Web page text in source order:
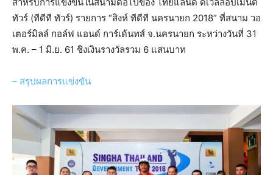
ทัวร์ (ทีดีที ทัวร์) รายการ “สิงห์ ทีดีที นครนายก 2018” ที่สนาม วอ
เตอร์มิลล์ กอล์ฟ แอนด์ การ์เด้นทส์ จ.นครนายก ระหว่างวันที่ 31
พ.ค. – 1 มิ.ย. 61 ชิงเงินรางวัลรวม 6 แสนบาท
– สรุปผลการแข่งขัน